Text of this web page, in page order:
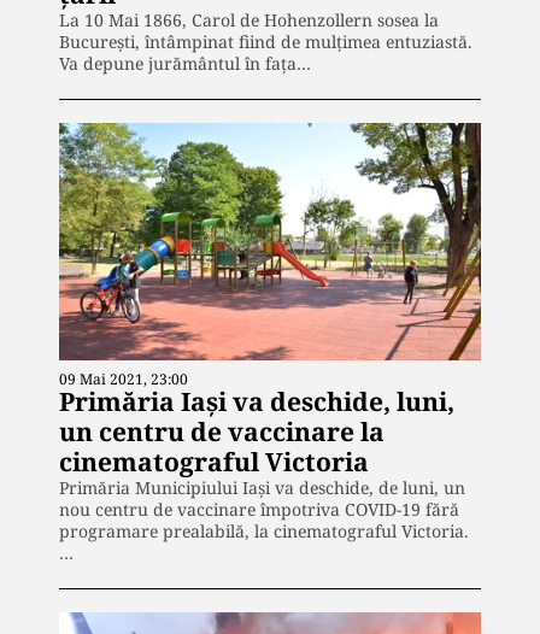
La 10 Mai 1866, Carol de Hohenzollern sosea la
Bucureşti, întâmpinat fiind de mulţimea entuziastă.
Va depune jurământul în faţa…
09 Mai 2021, 23:00
Primăria Iași va deschide, luni,
un centru de vaccinare la
cinematograful Victoria
Primăria Municipiului Iaşi va deschide, de luni, un
nou centru de vaccinare împotriva COVID-19 fără
programare prealabilă, la cinematograful Victoria.
…